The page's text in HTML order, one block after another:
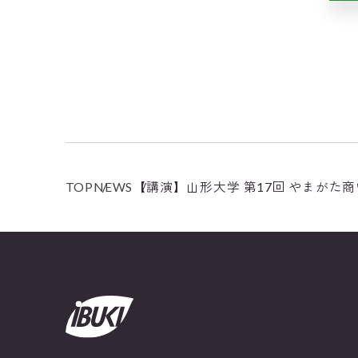
TOPNEWS 【講演】山形大学 第17回 やまがた